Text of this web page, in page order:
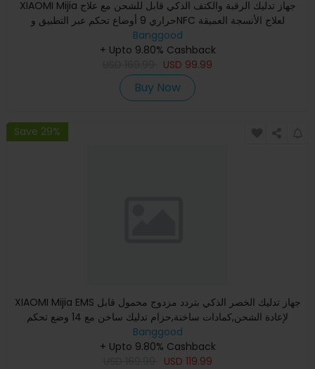
XIAOMI Mijia جهاز تدليك الرقبة والكتف الذكي قابل للشحن مع علاج
حراري 9 أوضاع تحكم عبر التطبيق وNFC لعلاج الأنسجة العميقة
Banggood
+ Upto 9.80% Cashback
USD 99.99
Buy Now
Save 29%
XIAOMI Mijia EMS جهاز تدليك الخصر الذكي بتردد مزدوج محمول قابل
لإعادة الشحن,كمادات ساخنة,حزام تدليك ساخن مع 14 وضع تحكم
Banggood
+ Upto 9.80% Cashback
USD 119.99